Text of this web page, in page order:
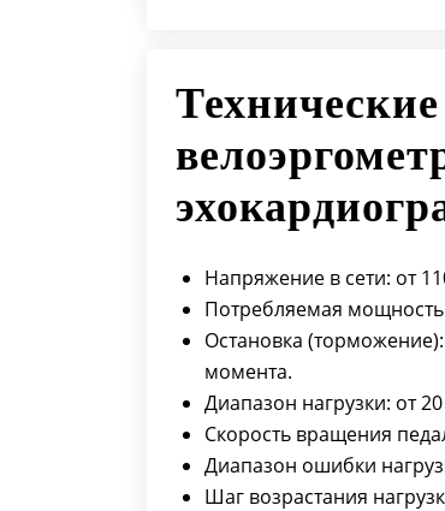
Напряжение в сети: от
Потребляемая
Остановка
момента.
Диапазон нагрузки: от
Скорость вращения
Диапазон ошибки
Шаг возрастания